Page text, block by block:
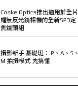
Cooke Optics推出適用於全片
幅無反光鏡相機的全新SP3定
焦鏡頭組
攝影新手 基礎班： P、A、S、
M 拍攝模式 先搞懂